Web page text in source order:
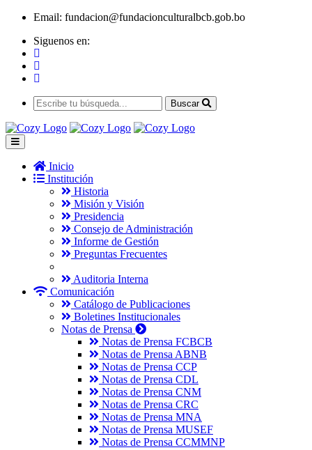
Email: fundacion@fundacionculturalbcb.gob.bo
Siguenos en:
Buscar
Inicio
Institución
Historia
Misión y Visión
Presidencia
Consejo de Administración
Informe de Gestión
Preguntas Frecuentes
Auditoria Interna
Comunicación
Catálogo de Publicaciones
Boletines Institucionales
Notas de Prensa
Notas de Prensa FCBCB
Notas de Prensa ABNB
Notas de Prensa CCP
Notas de Prensa CDL
Notas de Prensa CNM
Notas de Prensa CRC
Notas de Prensa MNA
Notas de Prensa MUSEF
Notas de Prensa CCMMNP